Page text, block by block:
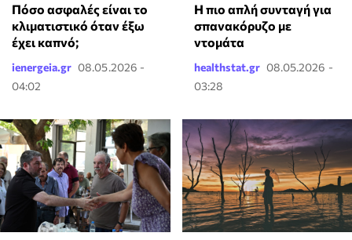
Πόσο ασφαλές είναι το
κλιματιστικό όταν έξω
έχει καπνό;
ienergeia.gr 08.05.2026 -
04:02
Η πιο απλή συνταγή για
σπανακόρυζο με
ντομάτα
healthstat.gr 08.05.2026 -
03:28